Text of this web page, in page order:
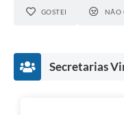
GOSTEI NÃO
Secretarias